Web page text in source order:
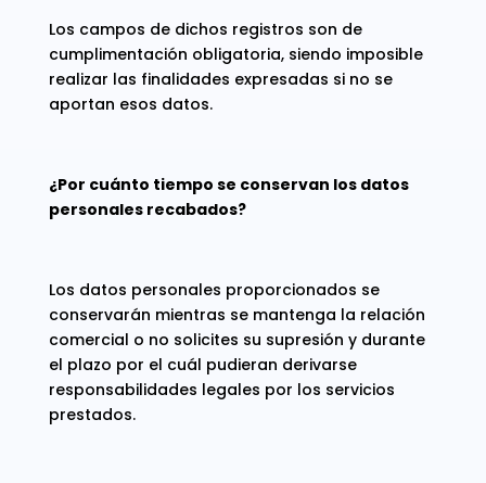
Los campos de dichos registros son de
cumplimentación obligatoria, siendo imposible
realizar las finalidades expresadas si no se
aportan esos datos.
¿Por cuánto tiempo se conservan los datos
personales recabados?
Los datos personales proporcionados se
conservarán mientras se mantenga la relación
comercial o no solicites su supresión y durante
el plazo por el cuál pudieran derivarse
responsabilidades legales por los servicios
prestados.